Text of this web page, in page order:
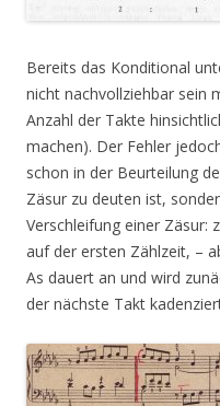
Bereits das Konditional
nicht nachvollziehbar sein
Anzahl der Takte
machen). Der Fehler
schon in der Beurteilung
Zäsur zu deuten ist,
Verschleifung einer Zäsur:
auf der ersten Zählzeit, –
As dauert an und wird
der nächste Takt